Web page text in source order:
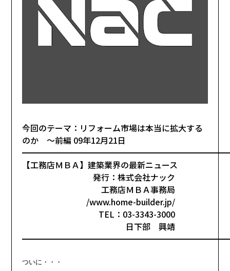
今回のテーマ：リフォーム市場は本当に拡大する
のか 〜前編 09年12月21日
【工務店ＭＢＡ】建築業界の最新ニュース
発行：株式会社ナック
工務店ＭＢＡ事務局
/www.home-builder.jp/
TEL：03-3343-3000
日下部 興靖
ついに・・・